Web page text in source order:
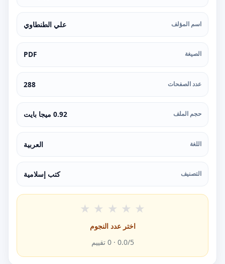
اسم المؤلف علي الطنطاوي
الصيغة PDF
عدد الصفحات 288
حجم الملف 0.92 ميجا بايت
اللغة العربية
التصنيف كتب إسلامية
★ ★ ★ ★ ★
اختر عدد النجوم
0.0/5 ·
0 تقييم